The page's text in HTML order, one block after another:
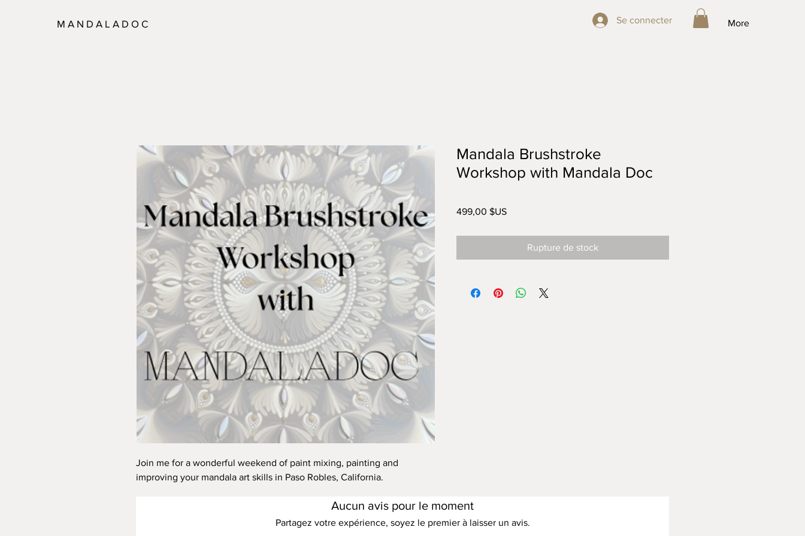
Se connecter
M A N D A L A D O C More
Se connecter
Join me for a wonderful weekend of paint mixing, painting and
improving your mandala art skills in Paso Robles, California.
Mandala Brushstroke
Workshop with Mandala Doc
499,00 $USPrix
Rupture de stock
Aucun avis pour le moment
Partagez votre expérience, soyez le premier à laisser un avis.